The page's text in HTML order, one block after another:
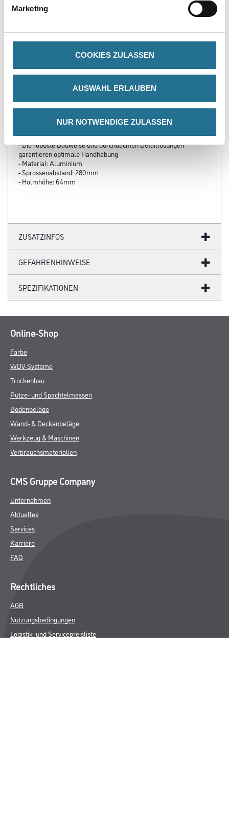
Marketing
COOKIES ZULASSEN
AUSWAHL ERLAUBEN
NUR NOTWENDIGE ZULASSEN
PRODUKTEIGENSCHAFTEN
Produkteigenschaft
Treppen und unebenem Gelände
mittels Drehknöpfen, die innen am Leiternholm angebracht sind,
- Die Holverlängerungen haben auf einer Seite einen
Verstellbereich von 40 cm, auf der anderen Seite von 102 cm
- Die robuste Bauweise und durchdachten Detaillösungen
garantieren optimale Handhabung
- Material: Aluminium
- Sprossenabstand: 280mm
- Holmhöhe: 64mm
ZUSATZINFOS
GEFAHRENHINWEISE
SPEZIFIKATIONEN
Online-Shop
Farbe
WDV-Systeme
Trockenbau
Putze- und Spachtelmassen
Bodenbeläge
Wand- & Deckenbeläge
Werkzeug & Maschinen
Verbrauchsmaterialien
CMS Gruppe Company
Unternehmen
Aktuelles
Services
Karriere
FAQ
Rechtliches
AGB
Nutzungsbedingungen
Logistik- und Servicepreisliste